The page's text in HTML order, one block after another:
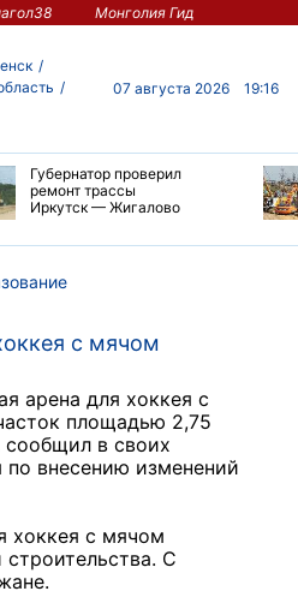
Монголия Гид
07 августа 2026 19:16
Губернатор проверил
ремонт трассы
Иркутск — Жигалово
с мячом
арена для хоккея с
площадью 2,75
в своих
внесению изменений
хоккея с мячом
С